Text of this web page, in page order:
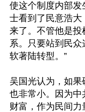
使这个制度内部发
士看到了民意浩大
来了。不管他是
系。只要站到民
软著陆转型。”
吴国光认为，如
也非常小。因为
财富，作为民间